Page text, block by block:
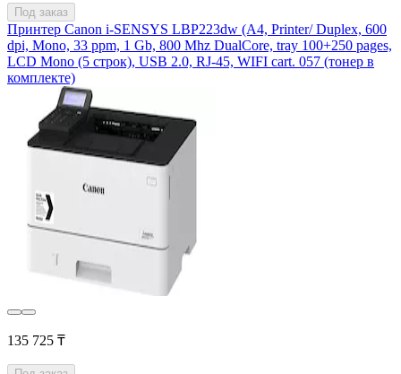
Под заказ
Принтер Canon i-SENSYS LBP223dw (А4, Printer/ Duplex, 600
dpi, Mono, 33 ppm, 1 Gb, 800 Mhz DualCore, tray 100+250 pages,
LCD Mono (5 строк), USB 2.0, RJ-45, WIFI cart. 057 (тонер в
комплекте)
135 725 ₸